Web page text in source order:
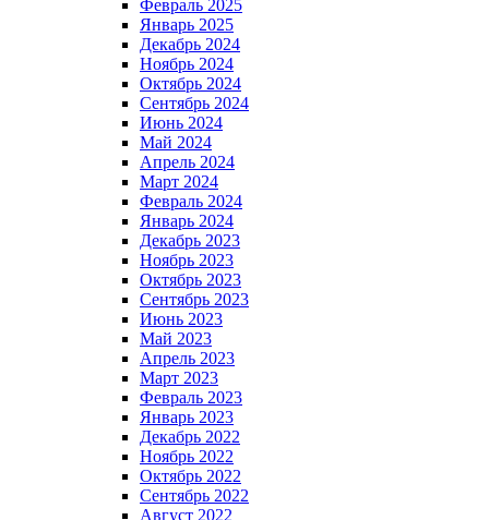
Февраль 2025
Январь 2025
Декабрь 2024
Ноябрь 2024
Октябрь 2024
Сентябрь 2024
Июнь 2024
Май 2024
Апрель 2024
Март 2024
Февраль 2024
Январь 2024
Декабрь 2023
Ноябрь 2023
Октябрь 2023
Сентябрь 2023
Июнь 2023
Май 2023
Апрель 2023
Март 2023
Февраль 2023
Январь 2023
Декабрь 2022
Ноябрь 2022
Октябрь 2022
Сентябрь 2022
Август 2022